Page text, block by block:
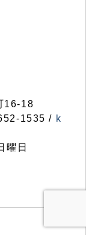
16-18
1535 / k
曜日